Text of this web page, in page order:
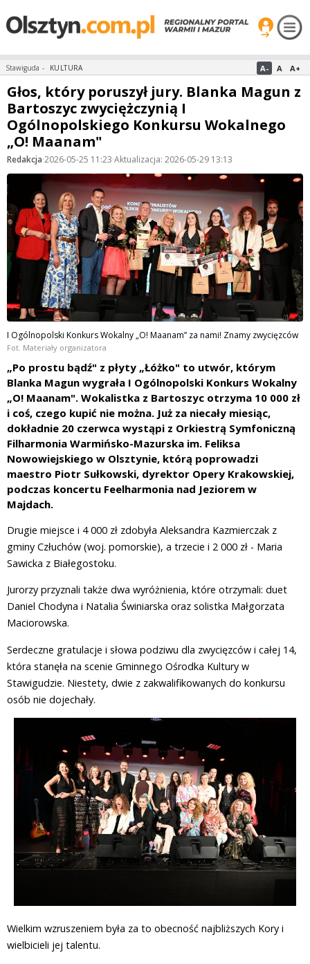
Stawiguda - KULTURA A- A A+
Głos, który poruszył jury. Blanka Magun z
Bartoszyc zwyciężczynią I
Ogólnopolskiego Konkursu Wokalnego
„O! Maanam"
Redakcja·2026-05-25 11:23·Aktualizacja: 2026-05-29 13:13
I Ogólnopolski Konkurs Wokalny „O! Maanam” za nami! Znamy zwycięzców
Fot. Materiały organizatora
„Po prostu bądź" z płyty „Łóżko" to utwór, którym
Blanka Magun wygrała I Ogólnopolski Konkurs Wokalny
„O! Maanam". Wokalistka z Bartoszyc otrzyma 10 000 zł
i coś, czego kupić nie można. Już za niecały miesiąc,
dokładnie 20 czerwca wystąpi z Orkiestrą Symfoniczną
Filharmonia Warmińsko-Mazurska im. Feliksa
Nowowiejskiego w Olsztynie, którą poprowadzi
maestro Piotr Sułkowski, dyrektor Opery Krakowskiej,
podczas koncertu Feelharmonia nad Jeziorem w
Majdach.
Drugie miejsce i 4 000 zł zdobyła Aleksandra Kazmierczak z
gminy Człuchów (woj. pomorskie), a trzecie i 2 000 zł - Maria
Sawicka z Białegostoku.
Jurorzy przyznali także dwa wyróżnienia, które otrzymali: duet
Daniel Chodyna i Natalia Świniarska oraz solistka Małgorzata
Maciorowska.
Serdeczne gratulacje i słowa podziwu dla zwycięzców i całej 14,
która stanęła na scenie Gminnego Ośrodka Kultury w
Stawigudzie. Niestety, dwie z zakwalifikowanych do konkursu
osób nie dojechały.
Wielkim wzruszeniem była za to obecność najbliższych Kory i
wielbicieli jej talentu.